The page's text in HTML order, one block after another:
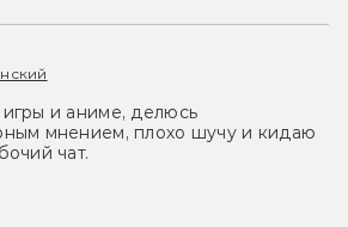
и аниме, делюсь
мнением, плохо шучу и кидаю
чат.